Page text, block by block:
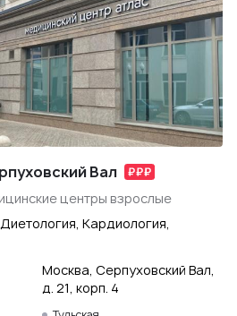
Вал
центры взрослые
Кардиология,
Москва, Серпуховский Вал,
д. 21, корп. 4